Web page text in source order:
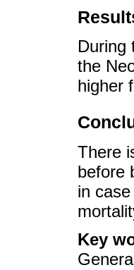
During
the
higher
There
before
in
Key